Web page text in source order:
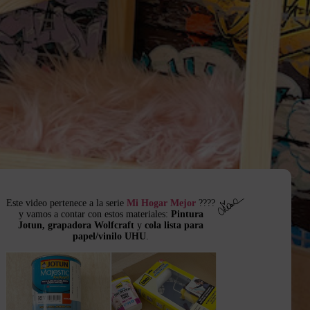
Este video pertenece a la serieMi Hogar Mejor ????
y vamos a contar con estos materiales: Pintura
Jotun, grapadora Wolfcraft ycola lista para
papel/vinilo UHU